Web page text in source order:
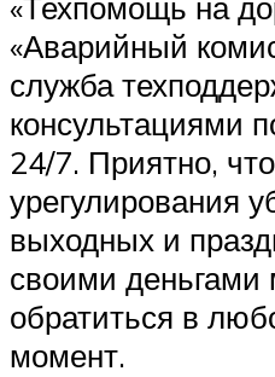
«Аварийный
служба
консультациями
24/7. Приятно,
урегулирования
выходных и
своими деньгами
обратиться в
момент.